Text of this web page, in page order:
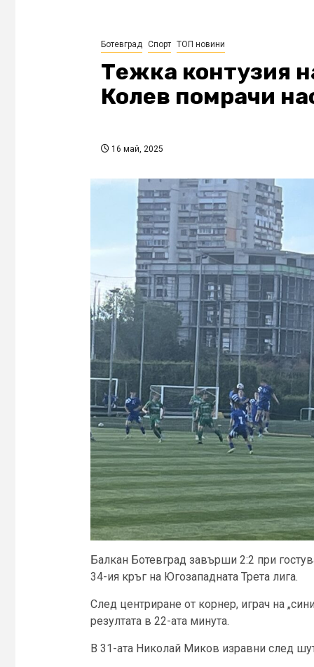
Ботевград Спорт ТОП новини
Тежка контузия
Колев помрачи
16 май, 2025
Балкан Ботевград завърши 2:2 при
34-ия кръг на Югозападната Трета лига.
След центриране от корнер, играч на
резултата в 22-ата минута.
В 31-ата Николай Миков изравни след